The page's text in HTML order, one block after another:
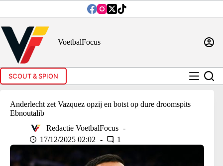
inhoud
VoetbalFocus
SCOUT & SPION
Anderlecht zet Vazquez opzij en botst op dure droomspits
Ebnoutalib
Redactie VoetbalFocus
17/12/2025 02:02
1